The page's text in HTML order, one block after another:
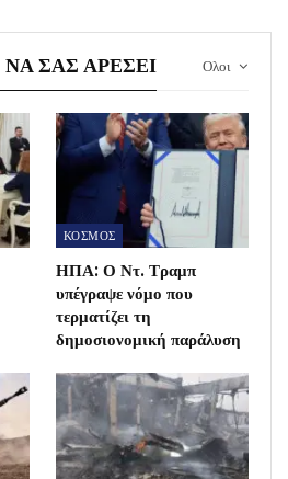
Ολοι
ΣΑΣ ΑΡΈΣΕΙ
ΚΟΣΜΟΣ
ΗΠΑ: Ο Ντ. Τραμπ
υπέγραψε νόμο που
τερματίζει τη
δημοσιονομική παράλυση